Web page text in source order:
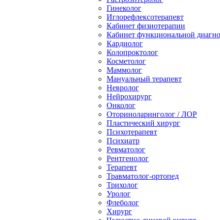
Гинеколог
Иглорефлексотерапевт
Кабинет физиотерапии
Кабинет функциональной
Кардиолог
Колопроктолог
Косметолог
Маммолог
Мануальный терапевт
Невролог
Нейрохирург
Онколог
Оториноларинголог / ЛОР
Пластический хирург
Психотерапевт
Психиатр
Ревматолог
Рентгенолог
Терапевт
Травматолог-ортопед
Трихолог
Уролог
Флеболог
Хирург